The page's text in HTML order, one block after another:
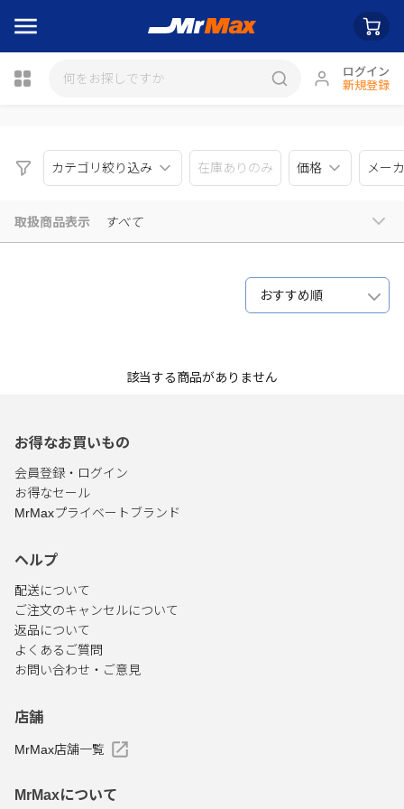
ログイン
新規登録
カテゴリ絞り込み 在庫ありのみ 価格 メー
取扱商品表示 すべて
おすすめ順
該当する商品がありません
お得なお買いもの
会員登録・ログイン
お得なセール
MrMaxプライベートブランド
ヘルプ
配送について
ご注文のキャンセルについて
返品について
よくあるご質問
お問い合わせ・ご意見
店舗
MrMax店舗一覧
MrMaxについて